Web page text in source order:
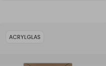
ACRYLGLAS